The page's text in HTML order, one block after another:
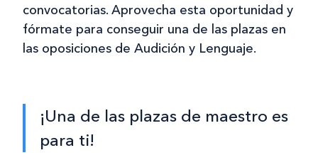
convocatorias. Aprovecha esta oportunidad y
fórmate para conseguir una de las plazas en
las oposiciones de Audición y Lenguaje.
¡Una de las plazas de maestro es
para ti!